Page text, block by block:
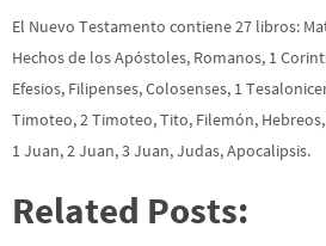
El Nuevo Testamento contiene 27 libros:
Hechos de los Apóstoles, Romanos, 1
Efesios, Filipenses, Colosenses, 1
Timoteo, 2 Timoteo, Tito, Filemón,
1 Juan, 2 Juan, 3 Juan, Judas, Apocalipsis.
Related Posts: